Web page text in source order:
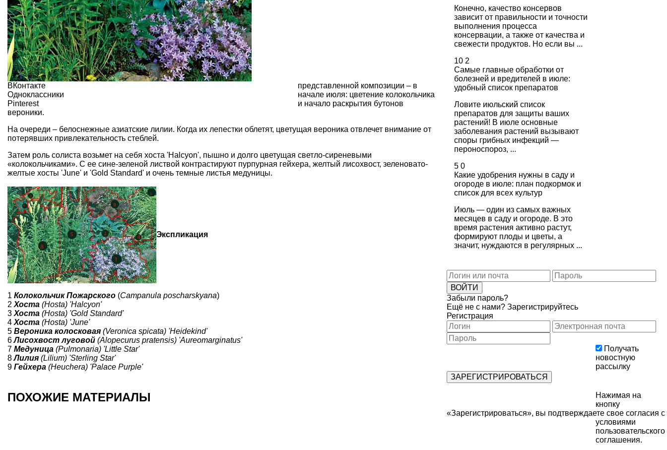
ВКонтакте
Одноклассники
Pinterest
представленной композиции – в
начале июля: цветение колокольчика
и начало раскрытия бутонов
вероники.
На очереди – белоснежные азиатские лилии. Когда их лепестки облетят, цветущая вероника отвлечет внимание от
потерявших привлекательность стеблей.
Затем роль солиста возьмет на себя хоста 'Halcyon', пышно и долго цветущая светло-сиреневыми
«колокольчиками». С ее сине-зеленой листвой контрастируют пурпурная гейхера, желтый лисохвост, зеленовато-
желтые хосты 'June' и 'Gold Standard' и очень темные листья медуницы.
Экспликация
1 Колокольчик Пожарского (Campanula poscharskyana)
2Хоста (Hosta) 'Halcyon'
3Хоста (Hosta) 'Gold Standard'
4Хоста (Hosta) 'June'
5 Вероника колосковая (Veronica spicata) 'Heidekind'
6Лисохвост луговой (Alopecurus pratensis) 'Aureomarginatus'
7 Медуница (Pulmonaria) 'Little Star'
8Лилия (Lilium) 'Sterling Star'
9 Гейхера (Heuchera) 'Palace Purple'
ПОХОЖИЕ МАТЕРИАЛЫ
Конечно, качество консервов
зависит от правильности и точности
выполнения процесса
консервации, а также от качества и
свежести продуктов. Но если вы ...
10 2
Самые главные обработки от
болезней и вредителей в июле:
удобный список препаратов
Ловите июльский список
препаратов для защиты ваших
растений! В июле основные
заболевания растений вызывают
споры грибных инфекций —
пероноспороз, ...
5 0
Какие удобрения нужны в саду и
огороде в июле: план подкормок и
список для всех культур
Июль — один из самых важных
месяцев в саду и огороде. В это
время растения активно растут,
формируют плоды и цветы, а
значит, нуждаются в регулярных ...
Забыли пароль?
Ещё не с нами? Зарегистрируйтесь
Регистрация
Получать
новостную
рассылку
Нажимая на
кнопку
«Зарегистрироваться», вы подтверждаете свое согласия с
условиями
пользовательского
соглашения.